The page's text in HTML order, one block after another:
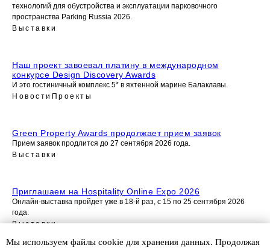
технологий для обустройства и эксплуатации парковочного
пространства Parking Russia 2026.
Выставки
Наш проект завоевал платину в международном
конкурсе Design Discovery Awards
И это гостиничный комплекс 5* в яхтенной марине Балаклавы.
Новости Проекты
Green Property Awards продолжает прием заявок
Прием заявок продлится до 27 сентября 2026 года.
Выставки
Приглашаем на Hospitality Online Expo 2026
Онлайн-выставка пройдет уже в 18-й раз, с 15 по 25 сентября 2026
года.
Выставки
Мы используем файлы сookie для хранения данных. Продолжая